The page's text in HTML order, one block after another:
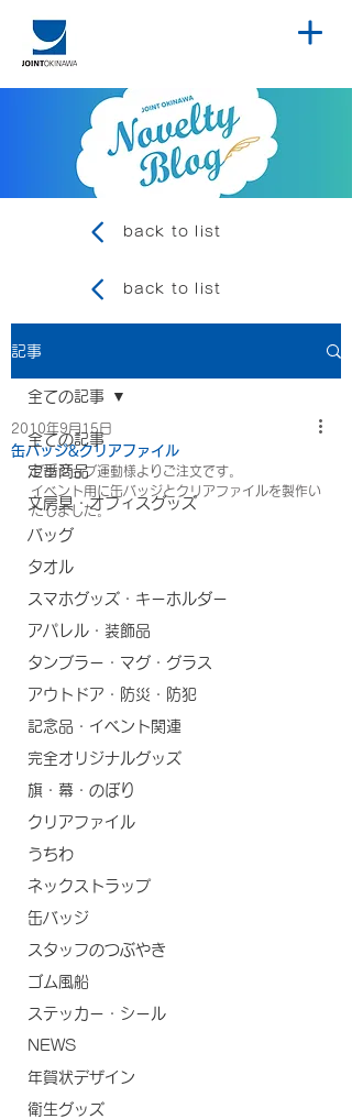
back to list
back to list
記事
全ての記事
定番商品
文房具・オフィスグッズ
バッグ
タオル
スマホグッズ・キーホルダー
アパレル・装飾品
タンブラー・マグ・グラス
アウトドア・防災・防犯
記念品・イベント関連
完全オリジナルグッズ
旗・幕・のぼり
クリアファイル
うちわ
ネックストラップ
缶バッジ
スタッフのつぶやき
ゴム風船
ステッカー・シール
NEWS
年賀状デザイン
衛生グッズ
全ての記事
缶バッジ&クリアファイル
2010年9月15日
グッジョブ運動様よりご注文です。
イベント用に缶バッジとクリアファイルを製作い
たしました。